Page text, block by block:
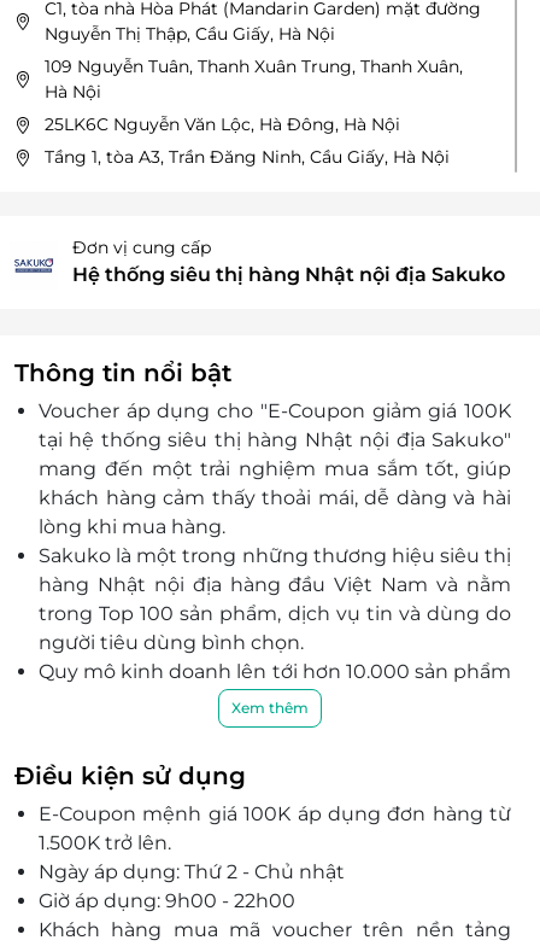
C1, tòa nhà Hòa Phát (Mandarin Garden) mặt đường
Nguyễn Thị Thập, Cầu Giấy, Hà Nội
109 Nguyễn Tuân, Thanh Xuân Trung, Thanh Xuân,
Hà Nội
25LK6C Nguyễn Văn Lộc, Hà Đông, Hà Nội
Tầng 1, tòa A3, Trần Đăng Ninh, Cầu Giấy, Hà Nội
D19 - 107 Xuân La, P. Xuân Tảo, Q. Bắc Từ Liêm, Hà
Nội
209 Đội Cấn, Ba Đình, Hà Nội
V10-B6, KĐT The Terra - An Hưng, P. La Khê, Quận Hà
Đông, Hà Nội
165 Thái Hà, Đống Đa, Hà Nội
640 Quang Trung, La Khê, Hà Đông, Hà Nội
Toà N04 Ecohome 3, Tân Xuân, Đông Ngạc, Bắc Từ
Liêm, Hà Nội
169-171 Ngõ Hàng Bông, Hàng Bông, Hoàn Kiếm, Hà
Nội
208 Trần Duy Hưng, Trung Hoà, Cầu Giấy, Hà Nội
B17-03 LK Vinhomes Gardenia Mỹ Đình, Hà Nội
Kiot 12 - Tòa HH2B - Khu đô thị Linh Đàm, Hoàng
Đơn vị cung cấp
Hệ thống siêu thị hàng Nhật nội địa Sakuko
Thông tin nổi bật
Voucher áp dụng cho "E-Coupon giảm giá 100K
tại hệ thống siêu thị hàng Nhật nội địa Sakuko"
mang đến một trải nghiệm mua sắm tốt, giúp
khách hàng cảm thấy thoải mái, dễ dàng và hài
lòng khi mua hàng.
Sakuko là một trong những thương hiệu siêu thị
hàng Nhật nội địa hàng đầu Việt Nam và nằm
trong Top 100 sản phẩm, dịch vụ tin và dùng do
người tiêu dùng bình chọn.
Quy mô kinh doanh lên tới hơn 10.000 sản phẩm
uy tín, chất lượng với 07 ngành hàng: Mẹ và bé,
Mỹ phẩm, Thực phẩm, Chăm sóc sức khỏe, Thời
trang, Văn phòng phẩm, Nhà cửa đời sống để
phục vụ nhu cầu mua sắm của người tiêu dùng
trong nước.
Không gian hệ thống siêu thị hàng Nhật nội địa
Sakuko rộng lớn, gọn gàng và tiện nghi, bạn có
thể tìm kiếm và lựa chọn sản phẩm mình cần
một cách dễ dàng
Xem thêm
Điều kiện sử dụng
E-Coupon mệnh giá 100K áp dụng đơn hàng từ
1.500K trở lên.
Ngày áp dụng: Thứ 2 - Chủ nhật
Giờ áp dụng: 9h00 - 22h00
Khách hàng mua mã voucher trên nền tảng